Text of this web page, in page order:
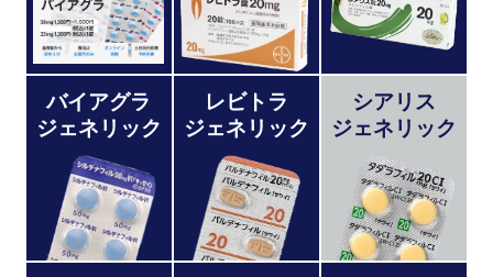
バイアグラ
ジェネリック
レビトラ
ジェネリック
シアリス
ジェネリック